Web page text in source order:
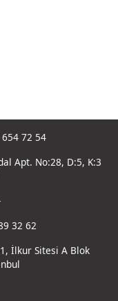
72 54
Apt. No:28, D:5, K:3
32 62
İlkur Sitesi A Blok